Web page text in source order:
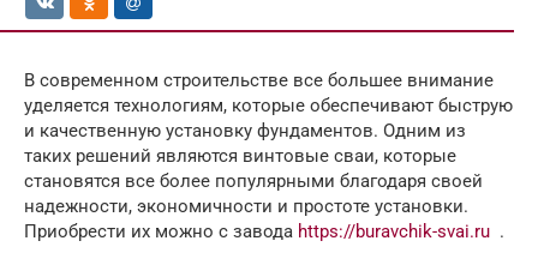
В современном строительстве все большее внимание
уделяется технологиям, которые обеспечивают быструю
и качественную установку фундаментов. Одним из
таких решений являются винтовые сваи, которые
становятся все более популярными благодаря своей
надежности, экономичности и простоте установки.
Приобрести их можно с завода https://buravchik-svai.ru .